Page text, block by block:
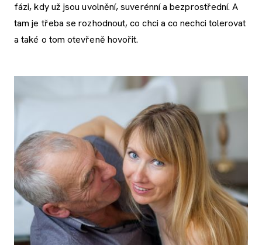
fázi, kdy už jsou uvolnění, suverénní a bezprostřední. A
tam je třeba se rozhodnout, co chci a co nechci tolerovat
a také o tom otevřeně hovořit.